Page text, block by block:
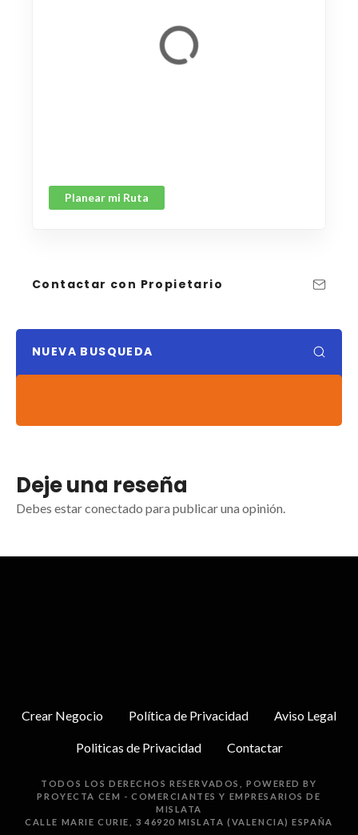
Planear mi Ruta
Contactar con Propietario
NUEVA BUSQUEDA
Deje una reseña
Debes estar conectado para publicar una opinión.
Crear Negocio Política de Privacidad Aviso Legal
Politicas de Privacidad Contactar
TODOS LOS DERECHOS RESERVADOS, POWERED BY
PROYECTA CEM - COMERCIANTES Y EMPRESARIOS DE
MISLATA
CALLE MARIE CURIE, 3 46920 MISLATA (VALENCIA) ESPAÑA